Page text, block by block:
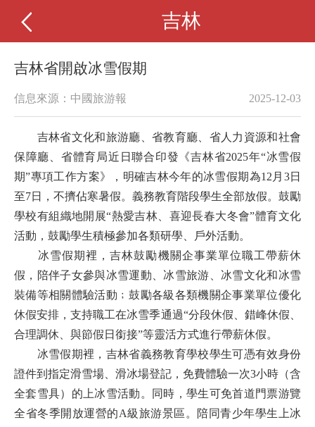
吉林
吉林省開啟冰雪假期
信息來源：中國旅游報 2025-12-03
吉林省文化和旅游廳、省教育廳、省人力資源和社會
保障廳、省體育局近日聯合印發《吉林省2025年“冰雪假
期”專項工作方案》，明確吉林今年的冰雪假期為12月3日
至7日，不擠佔寒暑假。義務教育階段學生全部放假。鼓勵
學校有組織地開展“熱愛吉林、喜迎長春大冬會”體育文化
活動，鼓勵學生積極參加各類研學、戶外活動。
冰雪假期裡，吉林鼓勵機關企事業單位職工帶薪休
假，陪伴子女參與冰雪運動、冰雪旅游、冰雪文化和冰雪
裝備等相關體驗活動﹔鼓勵各級各類機關企事業單位優化
休假安排，支持職工在冰雪季通過“分段休假、錯峰休假、
合理調休、與節假日銜接”等靈活方式進行帶薪休假。
冰雪假期裡，吉林省義務教育學校學生可憑有效身份
證件到指定滑雪場、滑冰場登記，免費體驗一次3小時（含
全套雪具）的上冰雪活動。同時，學生可免首道門票游覽
全省冬季開放運營的A級旅游景區。陪同青少年學生上冰